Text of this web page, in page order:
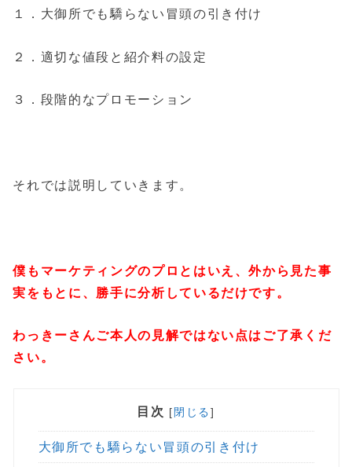
１．大御所でも驕らない冒頭の引き付け
２．適切な値段と紹介料の設定
３．段階的なプロモーション
それでは説明していきます。
僕もマーケティングのプロとはいえ、外から見た事
実をもとに、勝手に分析しているだけです。
わっきーさんご本人の見解ではない点はご了承くだ
さい。
目次 [閉じる ]
大御所でも驕らない冒頭の引き付け